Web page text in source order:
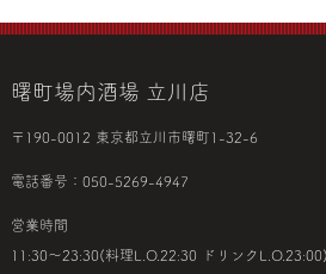
曙町場内酒場 立川店
〒190-0012 東京都立川市曙町1-32-6
電話番号：050-5269-4947
営業時間
11:30～23:30(料理L.O.22:30 ドリンクL.O.23:00)